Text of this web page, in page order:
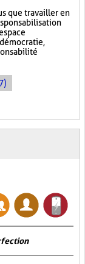
que travailler en